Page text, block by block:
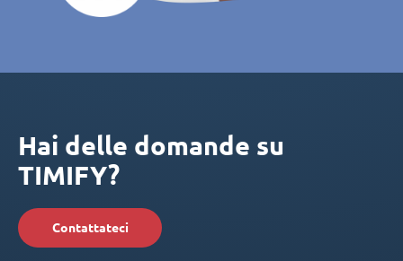
Hai delle domande su
TIMIFY?
Contattateci